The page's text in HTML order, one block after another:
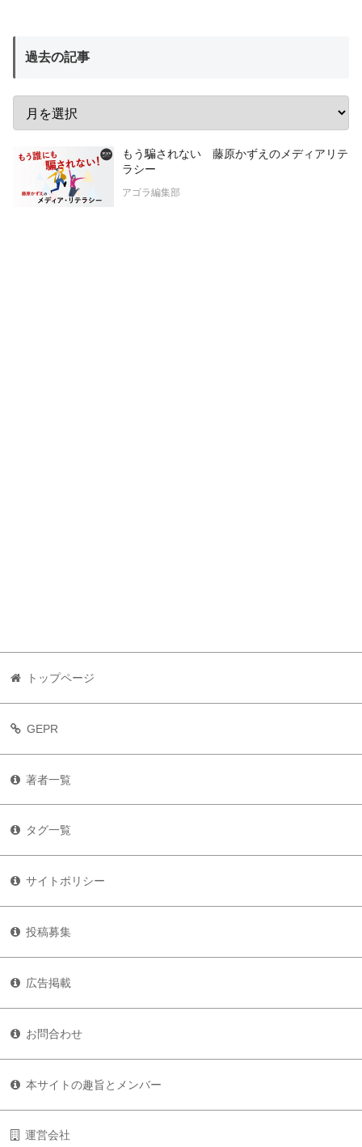
過去の記事
もう騙されない 藤原かずえのメディアリテ
ラシー
アゴラ編集部
トップページ
GEPR
著者一覧
タグ一覧
サイトポリシー
投稿募集
広告掲載
お問合わせ
本サイトの趣旨とメンバー
運営会社